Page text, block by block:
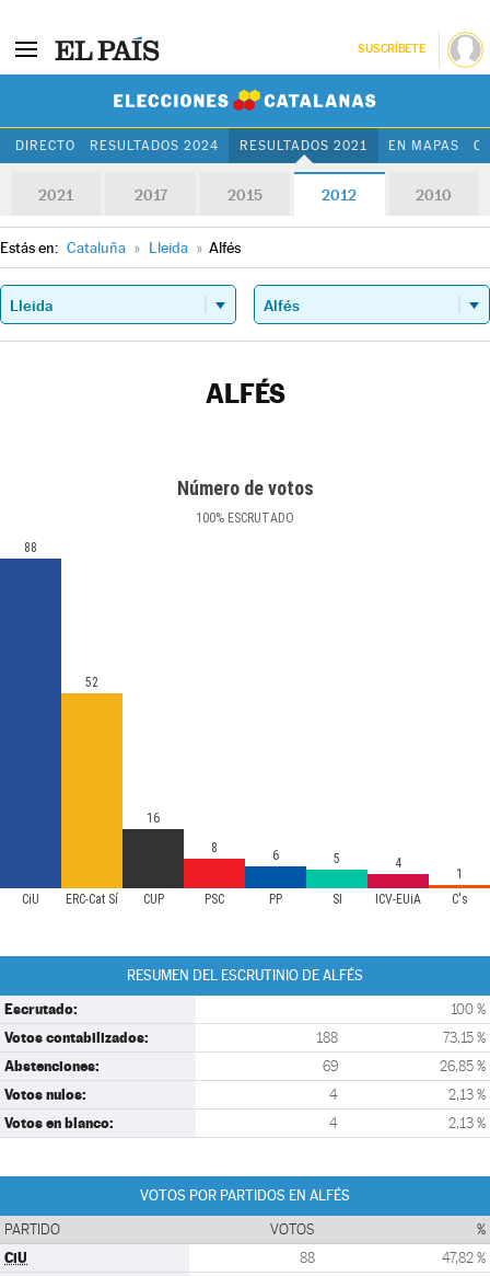
SUSCRÍBETE
DIRECTO RESULTADOS 2024 RESULTADOS 2021 EN MAPAS
2021 2017 2015 2012 2010
Estás en: Cataluña » Lleida » Alfés
ALFÉS
Número de votos
100% ESCRUTADO
CiU ERC-Cat Sí CUP PSC PP SI ICV-EUiA C's
88
52
16
8
6 5 4
1
RESUMEN DEL ESCRUTINIO DE ALFÉS
Escrutado: 100 %
Votos contabilizados: 188 73,15 %
Abstenciones: 69 26,85 %
Votos nulos: 4 2,13 %
Votos en blanco: 4 2,13 %
VOTOS POR PARTIDOS EN ALFÉS
PARTIDO VOTOS %
CiU 88 47,82 %